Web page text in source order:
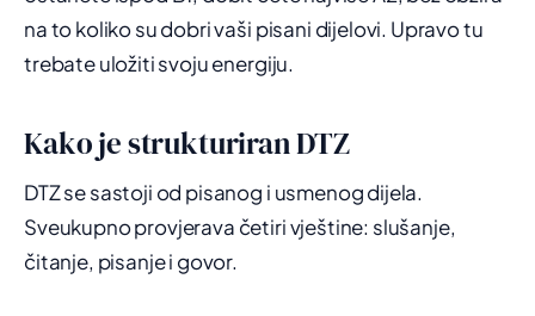
na to koliko su dobri vaši pisani dijelovi. Upravo tu
trebate uložiti svoju energiju.
Kako je strukturiran DTZ
DTZ se sastoji od pisanog i usmenog dijela.
Sveukupno provjerava četiri vještine: slušanje,
čitanje, pisanje i govor.